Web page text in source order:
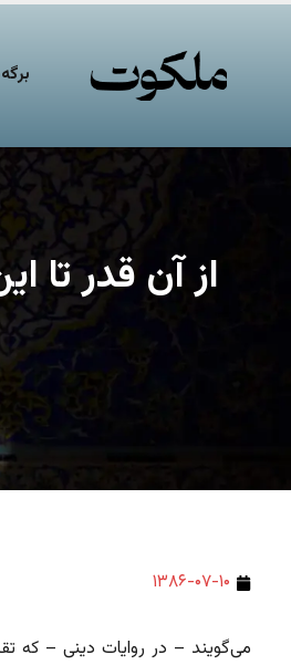
از آن قدر تا
۱۳۸۶-۰۷-۱۰
می‌گویند – در روایات دینی – که